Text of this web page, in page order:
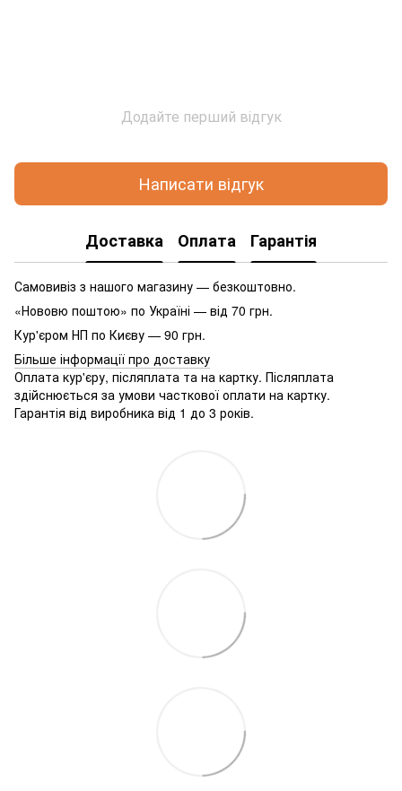
Додайте перший відгук
Написати відгук
Доставка Оплата Гарантія
Самовивіз з нашого магазину — безкоштовно.
«Нововю поштою» по Україні — від 70 грн.
Кур'єром НП по Києву — 90 грн.
Більше інформації про доставку
Оплата кур'єру, післяплата та на картку. Післяплата
здійснюється за умови часткової оплати на картку.
Гарантія від виробника від 1 до 3 років.